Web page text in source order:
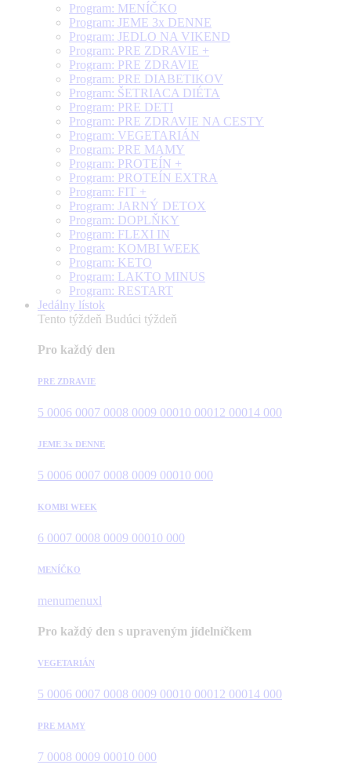
Program: MENÍČKO
Program: JEME 3x DENNE
Program: JEDLO NA VIKEND
Program: PRE ZDRAVIE +
Program: PRE ZDRAVIE
Program: PRE DIABETIKOV
Program: ŠETRIACA DIÉTA
Program: PRE DETI
Program: PRE ZDRAVIE NA CESTY
Program: VEGETARIÁN
Program: PRE MAMY
Program: PROTEÍN +
Program: PROTEÍN EXTRA
Program: FIT +
Program: JARNÝ DETOX
Program: DOPLŇKY
Program: FLEXI IN
Program: KOMBI WEEK
Program: KETO
Program: LAKTO MINUS
Program: RESTART
Jedálny lístok
Tento týždeň Budúci týždeň
Pro každý den
PRE ZDRAVIE
5 0006 0007 0008 0009 00010 00012 00014 000
JEME 3x DENNE
5 0006 0007 0008 0009 00010 000
KOMBI WEEK
6 0007 0008 0009 00010 000
MENÍČKO
menumenuxl
Pro každý den s upraveným jídelníčkem
VEGETARIÁN
5 0006 0007 0008 0009 00010 00012 00014 000
PRE MAMY
7 0008 0009 00010 000